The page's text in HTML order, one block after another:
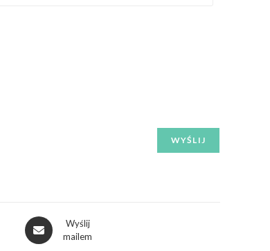
Wyślij
mailem